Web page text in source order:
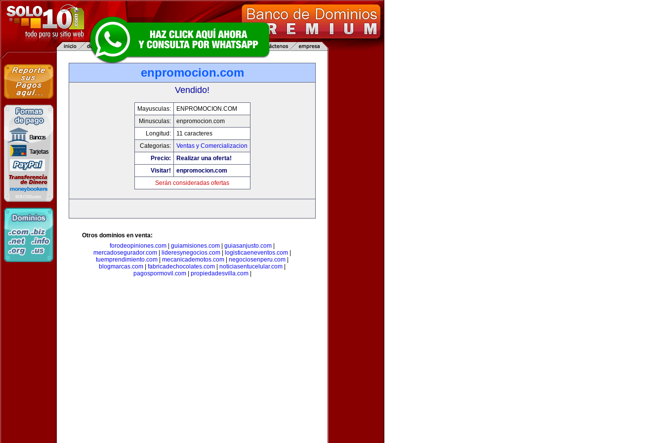
enpromocion.com
Vendido!
Mayusculas:
ENPROMOCION.COM
Minusculas:
enpromocion.com
Longitud:
11 caracteres
Categorias:
Ventas y Comercializacion
Precio:
Realizar una oferta!
Visitar!
enpromocion.com
Serán consideradas ofertas
Otros dominios en venta:
forodeopiniones.com
guiamisiones.com guiasanjusto.com
mercadosegurador.com
lideresynegocios.com logisticaeneventos.com
tuemprendimiento.com
mecanicademotos.com negociosenperu.com
blogmarcas.com
fabricadechocolates.com noticiasentucelular.com
pagospormovil.com| propiedadesvilla.com|